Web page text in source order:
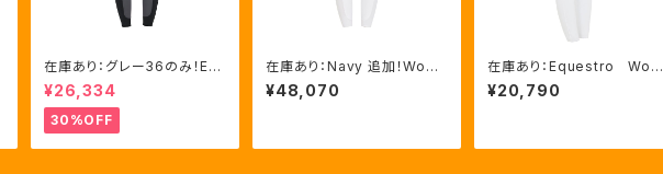
在庫あり：グレー36のみ！Eq
uestro Women's Aria
キュロット FULLグリップ（E
T06750）
¥26,334
30%OFF
在庫あり：Navy 追加！Wom
en's 新作！冬用キュロッ
ト 3色（ETW00207)
¥48,070
在庫あり：Equestro Wom
en's スリムフィット ハイ
ウェスト フルグリップ レギ
¥20,790